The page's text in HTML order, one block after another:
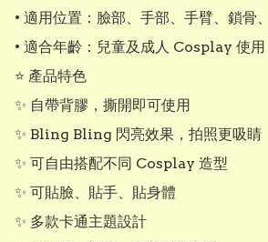
• 適用位置：臉部、手部、手臂、鎖骨
• 適合年齡：兒童及成人 Cosplay 使用
⭐ 產品特色
✨ 自帶背膠，撕開即可使用
✨ Bling Bling 閃亮效果，拍照更吸睛
✨ 可自由搭配不同 Cosplay 造型
✨ 可貼臉、貼手、貼身體
✨ 多款卡通主題設計